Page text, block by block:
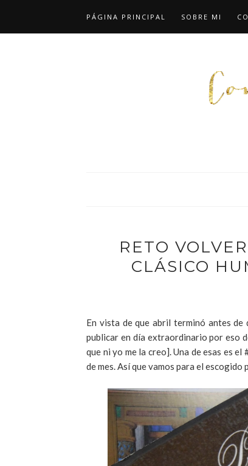
PÁGINA PRINCIPAL SOBRE MI
RETO
CLÁSICO
En vista de que abril terminó antes de
publicar en día extraordinario por eso
que ni yo me la creo]. Una de esas es
de mes. Así que vamos para el escogido